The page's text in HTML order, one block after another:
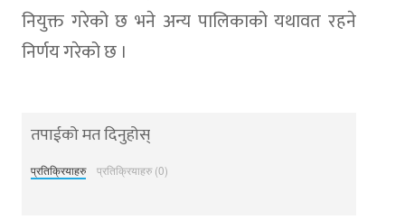
नियुक्त गरेको छ भने अन्य पालिकाको यथावत रहने
निर्णय गरेको छ ।
तपाईको मत दिनुहोस्
प्रतिक्रियाहरु प्रतिक्रियाहरु (0)